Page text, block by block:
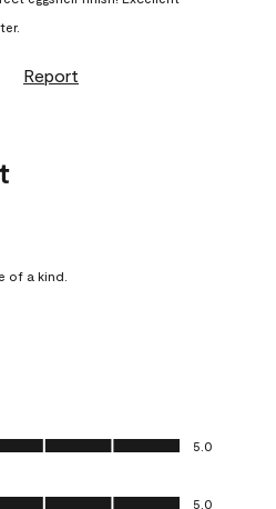
Report
of a kind.
of 5
5.0
of 5
5.0